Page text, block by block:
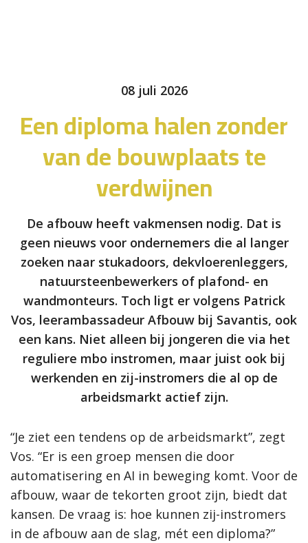
08 juli 2026
Een diploma halen zonder
van de bouwplaats te
verdwijnen
De afbouw heeft vakmensen nodig. Dat is
geen nieuws voor ondernemers die al langer
zoeken naar stukadoors, dekvloerenleggers,
natuursteenbewerkers of plafond- en
wandmonteurs. Toch ligt er volgens Patrick
Vos, leerambassadeur Afbouw bij Savantis, ook
een kans. Niet alleen bij jongeren die via het
reguliere mbo instromen, maar juist ook bij
werkenden en zij-instromers die al op de
arbeidsmarkt actief zijn.
“Je ziet een tendens op de arbeidsmarkt”, zegt
Vos. “Er is een groep mensen die door
automatisering en AI in beweging komt. Voor de
afbouw, waar de tekorten groot zijn, biedt dat
kansen. De vraag is: hoe kunnen zij-instromers
in de afbouw aan de slag, mét een diploma?”